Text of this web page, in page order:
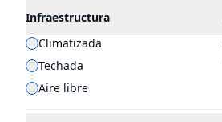
Infraestructura
Climatizada
Techada
Aire libre